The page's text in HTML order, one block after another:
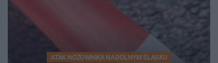
ATAK NOŻOWNIKA NA DOLNYM ŚLĄSKU